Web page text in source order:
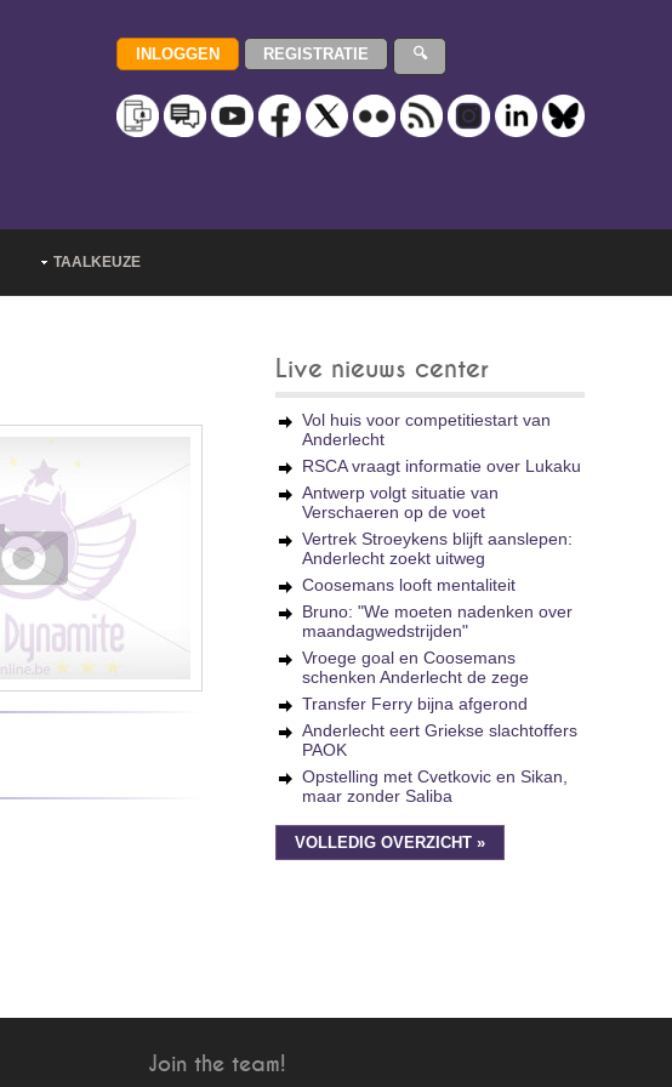
TAALKEUZE
Live nieuws center
Vol huis voor competitiestart van
Anderlecht
RSCA vraagt informatie over Lukaku
Antwerp volgt situatie van
Verschaeren op de voet
Vertrek Stroeykens blijft aanslepen:
Anderlecht zoekt uitweg
Coosemans looft mentaliteit
Bruno: "We moeten nadenken over
maandagwedstrijden"
Vroege goal en Coosemans
schenken Anderlecht de zege
Transfer Ferry bijna afgerond
Anderlecht eert Griekse slachtoffers
PAOK
Opstelling met Cvetkovic en Sikan,
maar zonder Saliba
VOLLEDIG OVERZICHT »
Join the team!